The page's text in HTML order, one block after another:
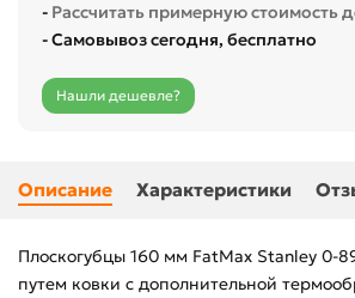
- Рассчитать примерную стоимость
- Самовывоз сегодня, бесплатно
Нашли дешевле?
Описание Характеристики
Плоскогубцы 160 мм FatMax Stanley 0-
путем ковки с дополнительной